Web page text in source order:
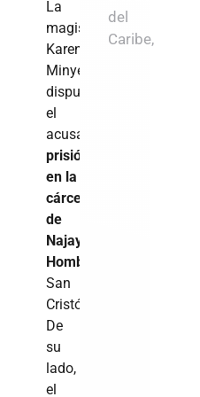
La
magistrada
Karen
Minyetti,
dispuso
el
acusado
prisión
en la
cárcel
de
Najayo
Hombres,
San
Cristóbal.
De
su
lado,
el
del
Caribe,